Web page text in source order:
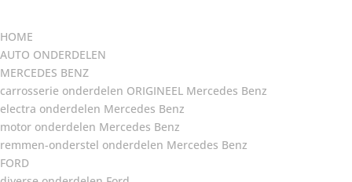
HOME
AUTO ONDERDELEN
MERCEDES BENZ
carrosserie onderdelen ORIGINEEL Mercedes Benz
electra onderdelen Mercedes Benz
motor onderdelen Mercedes Benz
remmen-onderstel onderdelen Mercedes Benz
FORD